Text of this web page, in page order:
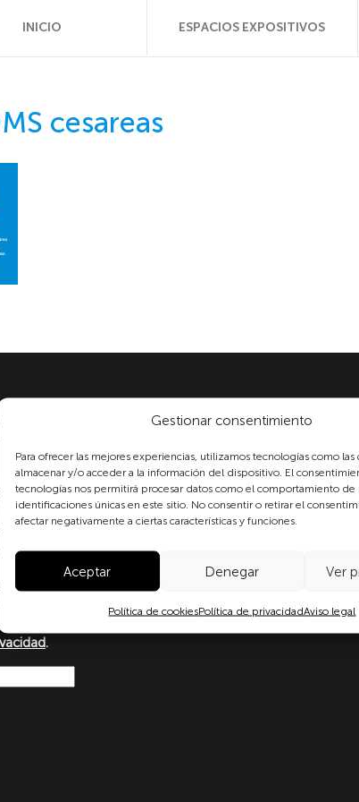
Gestionar consentimiento
Para ofrecer las mejores experiencias, utilizamos tecnologías como las
almacenar y/o acceder a la información del dispositivo. El
tecnologías nos permitirá procesar datos como el comportamiento de
identificaciones únicas en este sitio. No consentir o retirar el
afectar negativamente a ciertas características y funciones.
Aceptar Denegar Ver
Política de cookiesPolítica de privacidadAviso legal
INICIO ESPACIOS EXPOSITIVOS
cesareas
formulario, usted consiente
sus datos personales conforme a
de protección de datos
con lo dispuesto en el
Europeo y del Consejo
Ley Orgánica 3/2018, de 5 de
Personales y garantía de los
más información puede
.